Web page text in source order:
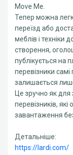
Move Me.
Тепер можна
переїзд або
меблів і техніки
створення,
публікується на
перевізники
залишається
Це зручно як для
перевізників,
завантаження
Детальніше:
https://lardi.com/